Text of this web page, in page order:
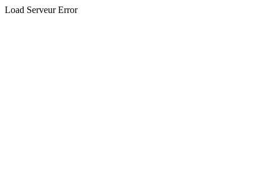
Load Serveur Error